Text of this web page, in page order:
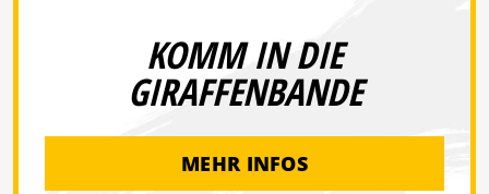
KOMM IN DIE
GIRAFFENBANDE
MEHR INFOS